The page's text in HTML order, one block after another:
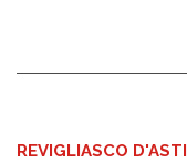
REVIGLIASCO D'ASTI